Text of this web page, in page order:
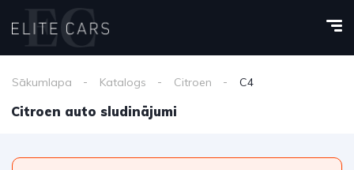
Sākumlapa Katalogs Citroen C4
Citroen auto sludinājumi